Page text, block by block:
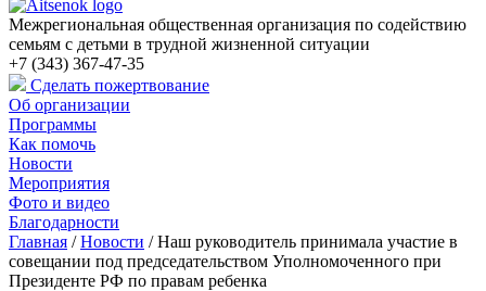
Межрегиональная общественная организация по содействию
семьям с детьми в трудной жизненной ситуации
+7 (343) 367-47-35
Сделать пожертвование
Об организации
Программы
Как помочь
Новости
Мероприятия
Фото и видео
Благодарности
Главная /Новости /Наш руководитель принимала участие в
совещании под председательством Уполномоченного при
Президенте РФ по правам ребенка